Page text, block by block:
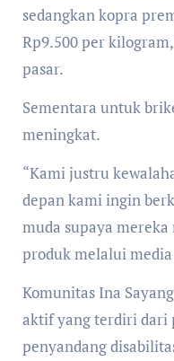
sedangkan kopra
Rp9.500 per
pasar.
Sementara untuk
meningkat.
“Kami justru
depan kami ingin
muda supaya
produk melalui
Komunitas Ina
aktif yang terdiri dari
penyandang